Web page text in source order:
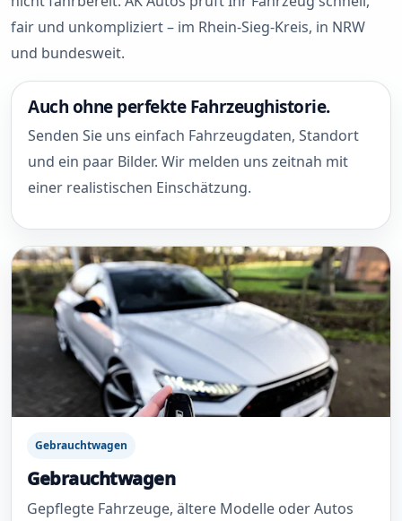
fair und unkompliziert – im Rhein-Sieg-Kreis, in NRW
und bundesweit.
Auch ohne perfekte Fahrzeughistorie.
Senden Sie uns einfach Fahrzeugdaten, Standort
und ein paar Bilder. Wir melden uns zeitnah mit
einer realistischen Einschätzung.
Gebrauchtwagen
Gebrauchtwagen
Gepflegte Fahrzeuge, ältere Modelle oder Autos